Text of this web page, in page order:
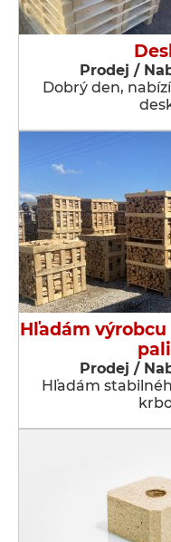
Prodej /
Dobrý den,
Hľadám
Prodej /
Hľadám